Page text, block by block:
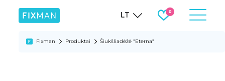
LT
Fixman Produktai Šiukšliadėžė "Eterna"